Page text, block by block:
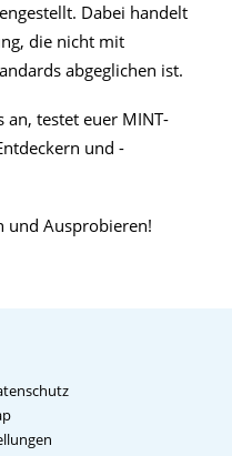
Dabei handelt
die nicht mit
abgeglichen ist.
testet euer MINT-
und -
und Ausprobieren!